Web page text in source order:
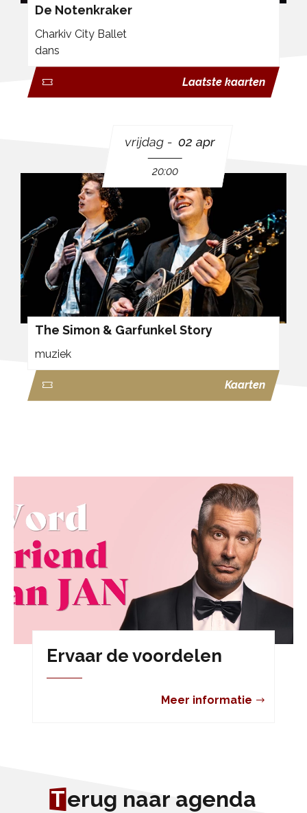
De Notenkraker
Charkiv City Ballet
dans
Laatste kaarten
vrijdag 02 apr
20:00
The Simon & Garfunkel Story
muziek
Kaarten
Ervaar de voordelen
Meer informatie
Terug naar agenda